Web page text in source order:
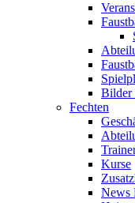
Bilder
Fechten
Kurse
News